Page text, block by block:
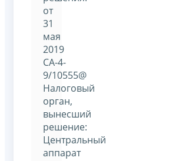
от
31
мая
2019
СА-4-
9/10555@
Налоговый
орган,
вынесший
решение:
Центральный
аппарат